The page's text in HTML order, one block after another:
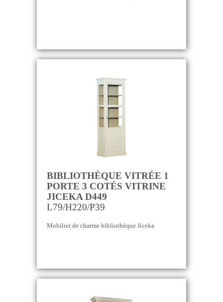
BIBLIOTHÈQUE VITRÉE 1
PORTE 3 COTÉS VITRINE
JICEKA D449
L79/H220/P39
Mobilier de charme bibliothèque Jiceka